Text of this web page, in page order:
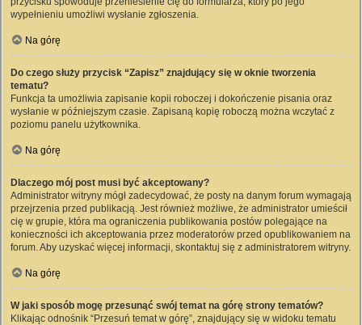
wypełnieniu umożliwi wysłanie zgłoszenia.
Na górę
Do czego służy przycisk “Zapisz” znajdujący się w oknie tworzenia
tematu?
Funkcja ta umożliwia zapisanie kopii roboczej i dokończenie pisania oraz
wysłanie w późniejszym czasie. Zapisaną kopię roboczą można wczytać z
poziomu panelu użytkownika.
Na górę
Dlaczego mój post musi być akceptowany?
Administrator witryny mógł zadecydować, że posty na danym forum wymagają
przejrzenia przed publikacją. Jest również możliwe, że administrator umieścił
cię w grupie, która ma ograniczenia publikowania postów polegające na
konieczności ich akceptowania przez moderatorów przed opublikowaniem na
forum. Aby uzyskać więcej informacji, skontaktuj się z administratorem witryny.
Na górę
W jaki sposób mogę przesunąć swój temat na górę strony tematów?
Klikając odnośnik “Przesuń temat w górę”, znajdujący się w widoku tematu